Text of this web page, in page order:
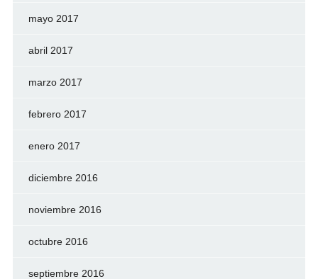
mayo 2017
abril 2017
marzo 2017
febrero 2017
enero 2017
diciembre 2016
noviembre 2016
octubre 2016
septiembre 2016